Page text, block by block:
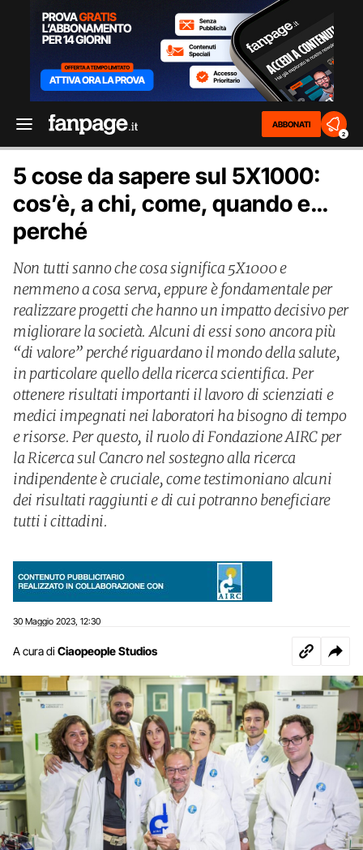
ABBONATI
2
5 cose da sapere sul 5X1000:
cos’è, a chi, come, quando e…
perché
Non tutti sanno che cosa significa 5X1000 e
nemmeno a cosa serva, eppure è fondamentale per
realizzare progetti che hanno un impatto decisivo per
migliorare la società. Alcuni di essi sono ancora più
“di valore” perché riguardano il mondo della salute,
in particolare quello della ricerca scientifica. Per
ottenere risultati importanti il lavoro di scienziati e
medici impegnati nei laboratori ha bisogno di tempo
e risorse. Per questo, il ruolo di Fondazione AIRC per
la Ricerca sul Cancro nel sostegno alla ricerca
indipendente è cruciale, come testimoniano alcuni
dei risultati raggiunti e di cui potranno beneficiare
tutti i cittadini.
30 Maggio 2023 12:30
A cura di Ciaopeople Studios